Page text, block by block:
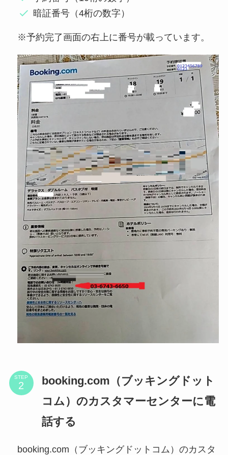
暗証番号（4桁の数字）
※予約完了画面の右上に番号が載っています。
STEP
booking.com（ブッキングドット
コム）のカスタマーセンターに電
話する
booking.com（ブッキングドットコム）のカスタ